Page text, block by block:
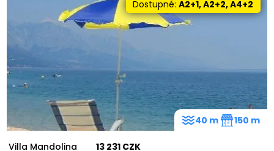
Dostupné:A2+1, A2+2, A4+2
Villa Mandolina
13 231 CZK
40 m 150 m